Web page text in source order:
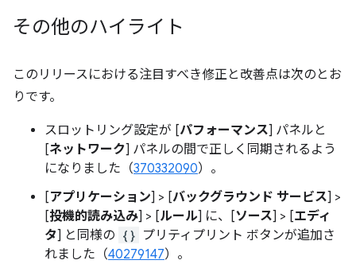
その他のハイライト
このリリースにおける注目すべき修正と改善点は次のとお
りです。
スロットリング設定が [パフォーマンス] パネルと
[ネットワーク] パネルの間で正しく同期されるよう
になりました（370332090）。
[アプリケーション] > [バックグラウンド サービス] >
[投機的読み込み] > [ルール] に、[ソース] > [エディ
タ] と同様の {} プリティプリント ボタンが追加さ
れました（40279147）。